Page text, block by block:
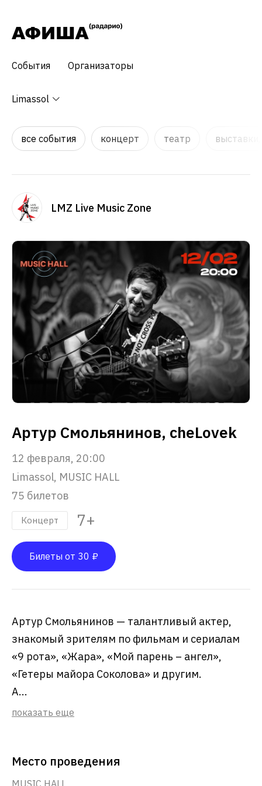
События Организаторы
Limassol
все события концерт театр
LMZ Live Music Zone
Артур Смольянинов, cheLovek
12 февраля, 20:00
Limassol, MUSIC HALL
75 билетов
Концерт 7+
Билеты от 30 ₽
Артур Смольянинов — талантливый актер,
знакомый зрителям по фильмам и сериалам
«9 рота», «Жара», «Мой парень – ангел»,
«Гетеры майора Соколова» и другим.
А...
показать еще
Место проведения
MUSIC HALL